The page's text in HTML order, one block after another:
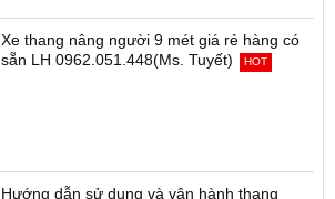
Xe thang nâng người 9 mét giá rẻ hàng có
sẵn LH 0962.051.448(Ms. Tuyết)
HOT
Hướng dẫn sử dụng và vận hành thang